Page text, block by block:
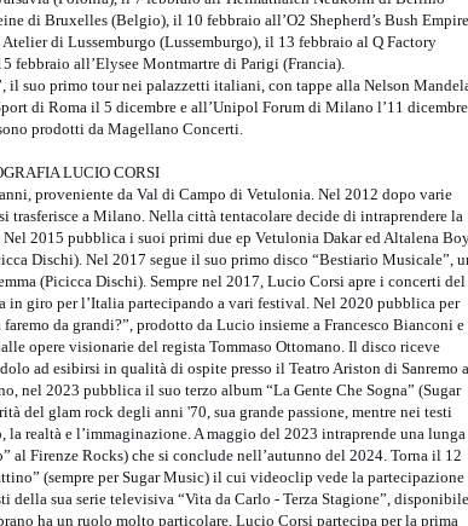
di Bruxelles (Belgio), il 10 febbraio all’O2 Shepherd’s Bush Empire
di Lussemburgo (Lussemburgo), il 13 febbraio al Q Factory
febbraio all’Elysee Montmartre di Parigi (Francia).
il suo primo tour nei palazzetti italiani, con tappe alla Nelson
di Roma il 5 dicembre e all’Unipol Forum di Milano l’11
prodotti da Magellano Concerti.
LUCIO CORSI
proveniente da Val di Campo di Vetulonia. Nel 2012 dopo varie
trasferisce a Milano. Nella città tentacolare decide di intraprendere la
2015 pubblica i suoi primi due ep Vetulonia Dakar ed Altalena
Dischi). Nel 2017 segue il suo primo disco “Bestiario Musicale”,
(Picicca Dischi). Sempre nel 2017, Lucio Corsi apre i concerti del
in giro per l’Italia partecipando a vari festival. Nel 2020 pubblica per
da grandi?”, prodotto da Lucio insieme a Francesco Bianconi e
opere visionarie del regista Tommaso Ottomano. Il disco riceve
ad esibirsi in qualità di ospite presso il Teatro Ariston di Sanremo
nel 2023 pubblica il suo terzo album “La Gente Che Sogna” (Sugar
del glam rock degli anni '70, sua grande passione, mentre nei testi
realtà e l’immaginazione. A maggio del 2023 intraprende una lunga
al Firenze Rocks) che si conclude nell’autunno del 2024. Torna il 12
(sempre per Sugar Music) il cui videoclip vede la partecipazione
della sua serie televisiva “Vita da Carlo - Terza Stagione”, disponibile
ha un ruolo molto particolare. Lucio Corsi partecipa per la prima